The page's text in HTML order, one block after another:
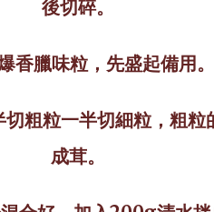
後切碎。
香臘味粒，先盛起備用。
粗粒一半切細粒，粗粒
成茸。